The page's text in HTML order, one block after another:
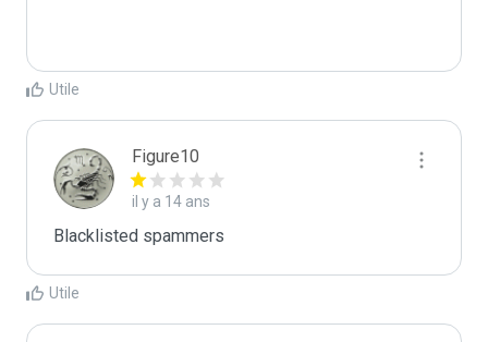
Utile
Figure10
il y a 14 ans
Blacklisted spammers
Utile